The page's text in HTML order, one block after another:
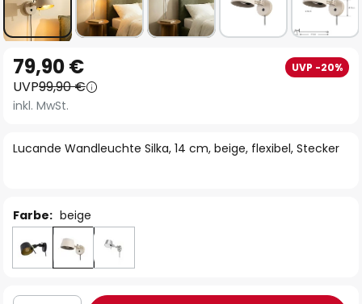
Anfang
der
Bildgalerie
Lucande Wandleuchte Silka, 14 cm, beige, flexibel, Stecker
79,90 € UVP -20%
UVP99,90 €
inkl. MwSt.
Farbe: beige